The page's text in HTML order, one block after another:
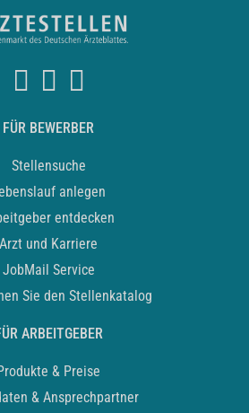
FÜR BEWERBER
Stellensuche
anlegen
entdecken
Arzt und Karriere
JobMail Service
Sie den Stellenkatalog
ARBEITGEBER
& Preise
& Ansprechpartner